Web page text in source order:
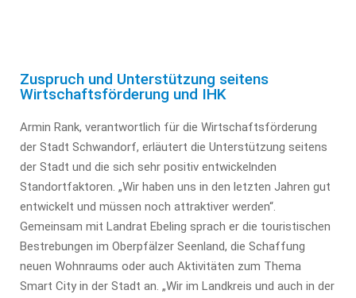
Zuspruch und Unterstützung seitens
Wirtschaftsförderung und IHK
Armin Rank, verantwortlich für die Wirtschaftsförderung
der Stadt Schwandorf, erläutert die Unterstützung seitens
der Stadt und die sich sehr positiv entwickelnden
Standortfaktoren. „Wir haben uns in den letzten Jahren gut
entwickelt und müssen noch attraktiver werden“.
Gemeinsam mit Landrat Ebeling sprach er die touristischen
Bestrebungen im Oberpfälzer Seenland, die Schaffung
neuen Wohnraums oder auch Aktivitäten zum Thema
Smart City in der Stadt an. „Wir im Landkreis und auch in der